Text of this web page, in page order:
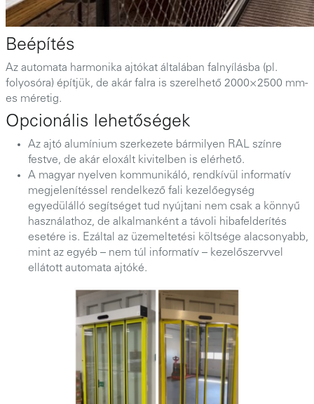
Beépítés
Az automata harmonika ajtókat általában falnyílásba (pl.
folyosóra) építjük, de akár falra is szerelhető 2000×2500 mm-
es méretig.
Opcionális lehetőségek
Az ajtó alumínium szerkezete bármilyen RAL színre
festve, de akár eloxált kivitelben is elérhető.
A magyar nyelven kommunikáló, rendkívül informatív
megjelenítéssel rendelkező fali kezelőegység
egyedülálló segítséget tud nyújtani nem csak a könnyű
használathoz, de alkalmanként a távoli hibafelderítés
esetére is. Ezáltal az üzemeltetési költsége alacsonyabb,
mint az egyéb – nem túl informatív – kezelőszervvel
ellátott automata ajtóké.